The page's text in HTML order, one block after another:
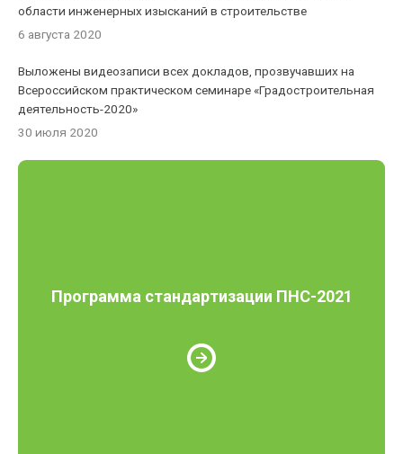
области инженерных изысканий в строительстве
6 августа 2020
Выложены видеозаписи всех докладов, прозвучавших на
Всероссийском практическом семинаре «Градостроительная
деятельность-2020»
30 июля 2020
Программа стандартизации ПНС-2021